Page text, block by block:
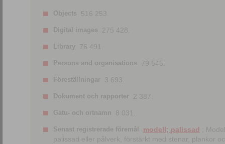
Objects 516 253.
Digital images 275 428.
Library 76 491.
Persons and organisations 79 545.
Föreställningar 3 693.
Dokument och rapporter 2 387.
Gatu- och ortnamn 8 031.
Senast registrerade föremål modell; palissad
;
palissad eller pålverk, förstärkt med stenar, plankor